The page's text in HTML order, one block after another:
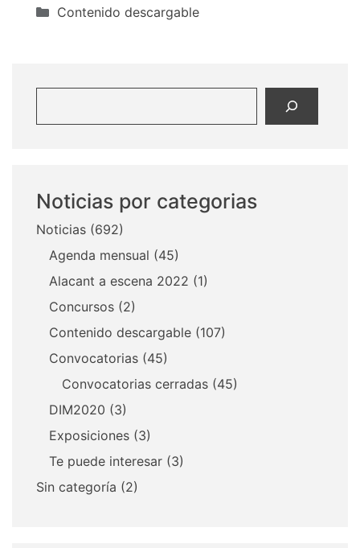
Categorías
Contenido descargable
Noticias por categorias
Noticias (692)
Agenda mensual (45)
Alacant a escena 2022 (1)
Concursos (2)
Contenido descargable (107)
Convocatorias (45)
Convocatorias cerradas (45)
DIM2020 (3)
Exposiciones (3)
Te puede interesar (3)
Sin categoría (2)